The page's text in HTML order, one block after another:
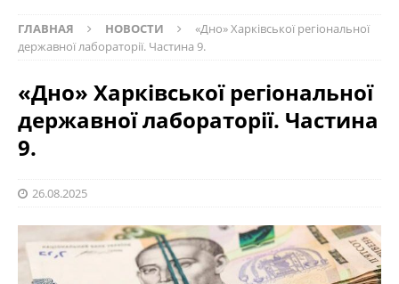
ГЛАВНАЯ НОВОСТИ
«Дно» Харківської регіональної
державної лабораторії. Частина 9.
«Дно» Харківської регіональної
державної лабораторії. Частина
9.
26.08.2025